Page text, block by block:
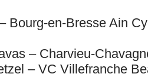
Bourg-en-Bresse Ain
– Charvieu-
– VC Villefranche